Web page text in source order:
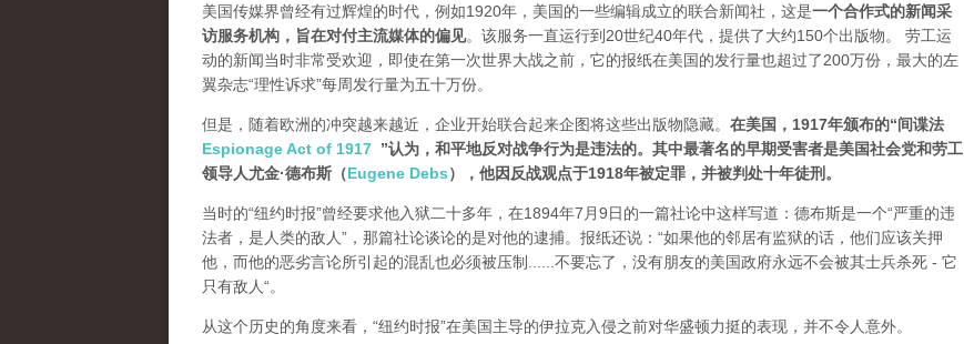
美国传媒界曾经有过辉煌的时代，例如1920年，美国的一些编辑成立的联合新闻社，这是一个合作式的新闻采
访服务机构，旨在对付主流媒体的偏见。该服务一直运行到20世纪40年代，提供了大约150个出版物。 劳工运
动的新闻当时非常受欢迎，即使在第一次世界大战之前，它的报纸在美国的发行量也超过了200万份，最大的左
翼杂志“理性诉求”每周发行量为五十万份。
但是，随着欧洲的冲突越来越近，企业开始联合起来企图将这些出版物隐藏。 在美国，1917年颁布的“间谍法
Espionage Act of 1917 ”认为，和平地反对战争行为是违法的。其中最著名的早期受害者是美国社会党和劳工
领导人尤金·德布斯（Eugene Debs），他因反战观点于1918年被定罪，并被判处十年徒刑。
当时的“纽约时报”曾经要求他入狱二十多年，在1894年7月9日的一篇社论中这样写道：德布斯是一个“严重的违
法者，是人类的敌人”，那篇社论谈论的是对他的逮捕。报纸还说：“如果他的邻居有监狱的话，他们应该关押
他，而他的恶劣言论所引起的混乱也必须被压制......不要忘了，没有朋友的美国政府永远不会被其士兵杀死 - 它
只有敌人“。
从这个历史的角度来看，“纽约时报”在美国主导的伊拉克入侵之前对华盛顿力挺的表现，并不令人意外。